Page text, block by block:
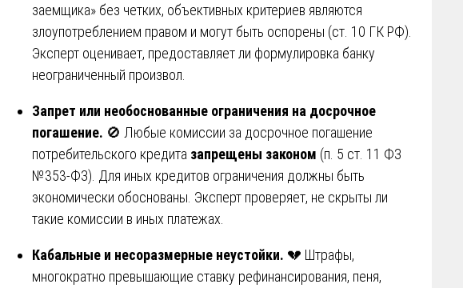
заемщика» без четких, объективных критериев являются
злоупотреблением правом и могут быть оспорены (ст. 10 ГК РФ).
Эксперт оценивает, предоставляет ли формулировка банку
неограниченный произвол.
Запрет или необоснованные ограничения на досрочное
погашение. 🚫 Любые комиссии за досрочное погашение
потребительского кредита запрещены законом (п. 5 ст. 11 ФЗ
№353-ФЗ). Для иных кредитов ограничения должны быть
экономически обоснованы. Эксперт проверяет, не скрыты ли
такие комиссии в иных платежах.
Кабальные и несоразмерные неустойки. 💔 Штрафы,
многократно превышающие ставку рефинансирования, пеня,